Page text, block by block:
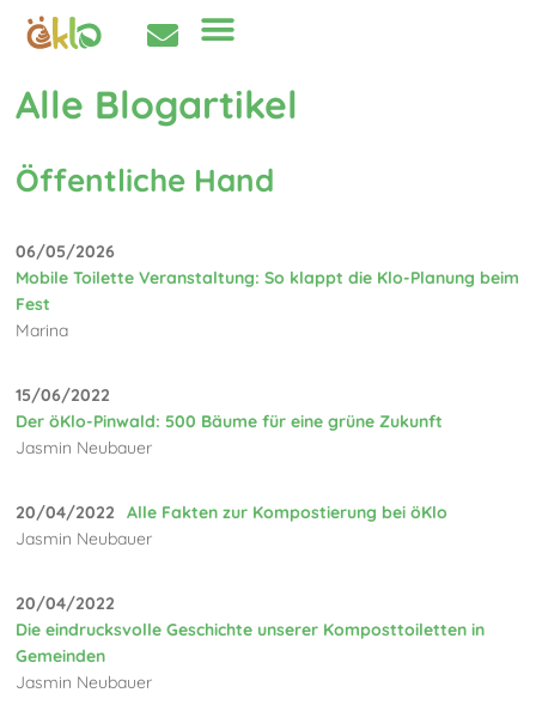
Alle Blogartikel
Öffentliche Hand
06/05/2026
Mobile Toilette Veranstaltung: So klappt die Klo-Planung beim
Fest
Marina
15/06/2022
Der öKlo-Pinwald: 500 Bäume für eine grüne Zukunft
Jasmin Neubauer
20/04/2022
Alle Fakten zur Kompostierung bei öKlo
Jasmin Neubauer
20/04/2022
Die eindrucksvolle Geschichte unserer Komposttoiletten in
Gemeinden
Jasmin Neubauer